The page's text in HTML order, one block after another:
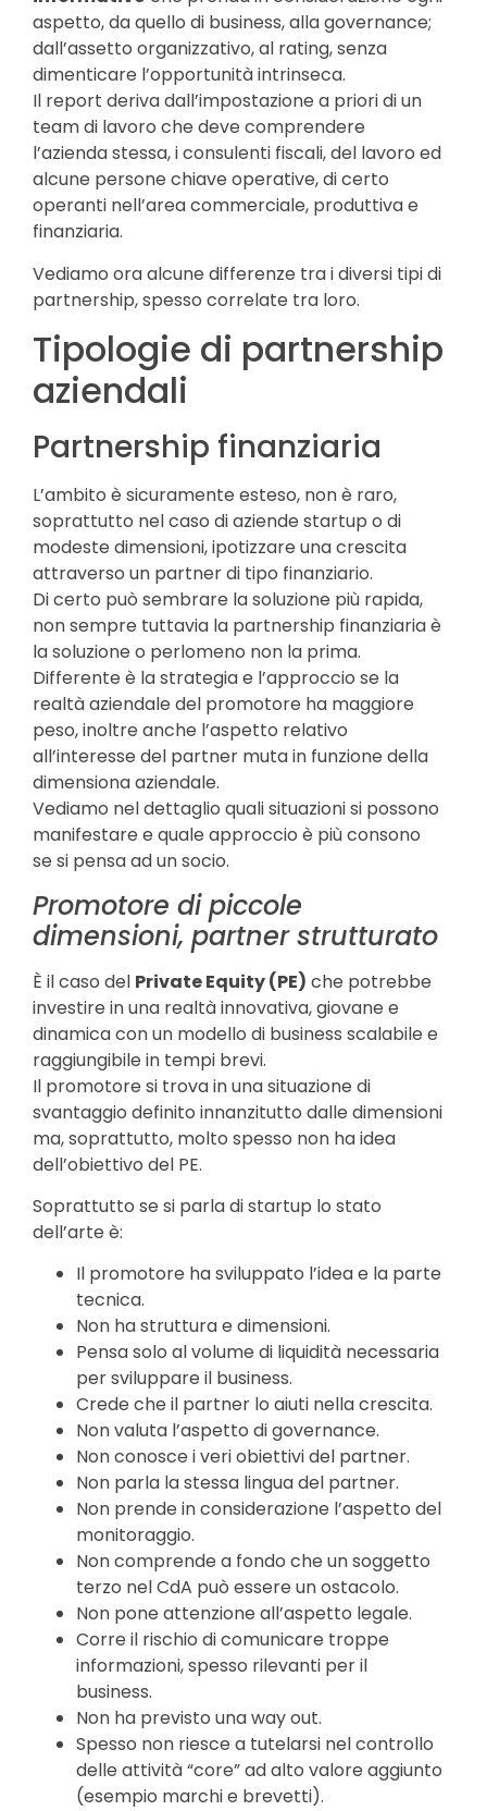
aspetto, da quello di business, alla governance;
dall’assetto organizzativo, al rating, senza
dimenticare l’opportunità intrinseca.
Il report deriva dall’impostazione a priori di un
team di lavoro che deve comprendere
l’azienda stessa, i consulenti fiscali, del lavoro ed
alcune persone chiave operative, di certo
operanti nell’area commerciale, produttiva e
finanziaria.
Vediamo ora alcune differenze tra i diversi tipi di
partnership, spesso correlate tra loro.
Tipologie di partnership
aziendali
Partnership finanziaria
L’ambito è sicuramente esteso, non è raro,
soprattutto nel caso di aziende startup o di
modeste dimensioni, ipotizzare una crescita
attraverso un partner di tipo finanziario.
Di certo può sembrare la soluzione più rapida,
non sempre tuttavia la partnership finanziaria è
la soluzione o perlomeno non la prima.
Differente è la strategia e l’approccio se la
realtà aziendale del promotore ha maggiore
peso, inoltre anche l’aspetto relativo
all’interesse del partner muta in funzione della
dimensiona aziendale.
Vediamo nel dettaglio quali situazioni si possono
manifestare e quale approccio è più consono
se si pensa ad un socio.
Promotore di piccole
dimensioni, partner strutturato
È il caso del Private Equity (PE) che potrebbe
investire in una realtà innovativa, giovane e
dinamica con un modello di business scalabile e
raggiungibile in tempi brevi.
Il promotore si trova in una situazione di
svantaggio definito innanzitutto dalle dimensioni
ma, soprattutto, molto spesso non ha idea
dell’obiettivo del PE.
Soprattutto se si parla di startup lo stato
dell’arte è:
Il promotore ha sviluppato l’idea e la parte
tecnica.
Non ha struttura e dimensioni.
Pensa solo al volume di liquidità necessaria
per sviluppare il business.
Crede che il partner lo aiuti nella crescita.
Non valuta l’aspetto di governance.
Non conosce i veri obiettivi del partner.
Non parla la stessa lingua del partner.
Non prende in considerazione l’aspetto del
monitoraggio.
Non comprende a fondo che un soggetto
terzo nel CdA può essere un ostacolo.
Non pone attenzione all’aspetto legale.
Corre il rischio di comunicare troppe
informazioni, spesso rilevanti per il
business.
Non ha previsto una way out.
Spesso non riesce a tutelarsi nel controllo
delle attività “core” ad alto valore aggiunto
(esempio marchi e brevetti).